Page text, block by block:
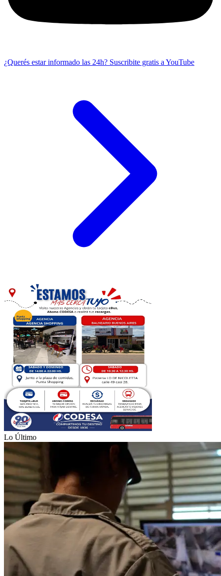
¿Querés estar informado las 24h? Suscribite gratis a YouTube
Lo Último